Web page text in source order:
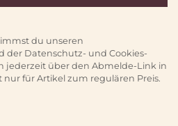
du unseren
der Datenschutz- und Cookies-
jederzeit über den Abmelde-Link in
nur für Artikel zum regulären Preis.